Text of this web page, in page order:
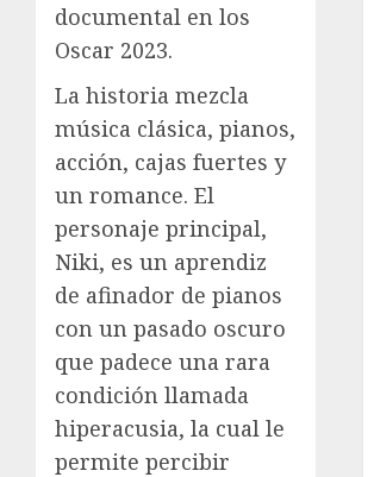
documental en los
Oscar 2023.
La historia mezcla
música clásica, pianos,
acción, cajas fuertes y
un romance. El
personaje principal,
Niki, es un aprendiz
de afinador de pianos
con un pasado oscuro
que padece una rara
condición llamada
hiperacusia, la cual le
permite percibir